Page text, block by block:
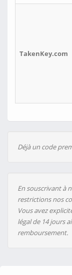
TakenKey.com
Déjà un code
En souscrivant à
restrictions nos
Vous avez
légal de 14 jours
remboursement.